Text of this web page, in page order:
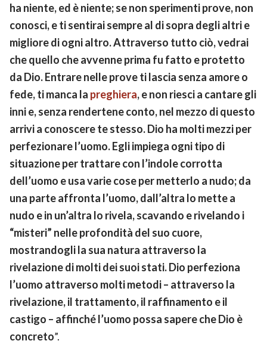
ha niente, ed è niente; se non sperimenti prove, non
conosci, e ti sentirai sempre al di sopra degli altri e
migliore di ogni altro. Attraverso tutto ciò, vedrai
che quello che avvenne prima fu fatto e protetto
da Dio. Entrare nelle prove ti lascia senza amore o
fede, ti manca la preghiera, e non riesci a cantare gli
inni e, senza rendertene conto, nel mezzo di questo
arrivi a conoscere te stesso. Dio ha molti mezzi per
perfezionare l’uomo. Egli impiega ogni tipo di
situazione per trattare con l’indole corrotta
dell’uomo e usa varie cose per metterlo a nudo; da
una parte affronta l’uomo, dall’altra lo mette a
nudo e in un’altra lo rivela, scavando e rivelando i
“misteri” nelle profondità del suo cuore,
mostrandogli la sua natura attraverso la
rivelazione di molti dei suoi stati. Dio perfeziona
l’uomo attraverso molti metodi – attraverso la
rivelazione, il trattamento, il raffinamento e il
castigo – affinché l’uomo possa sapere che Dio è
concreto”.